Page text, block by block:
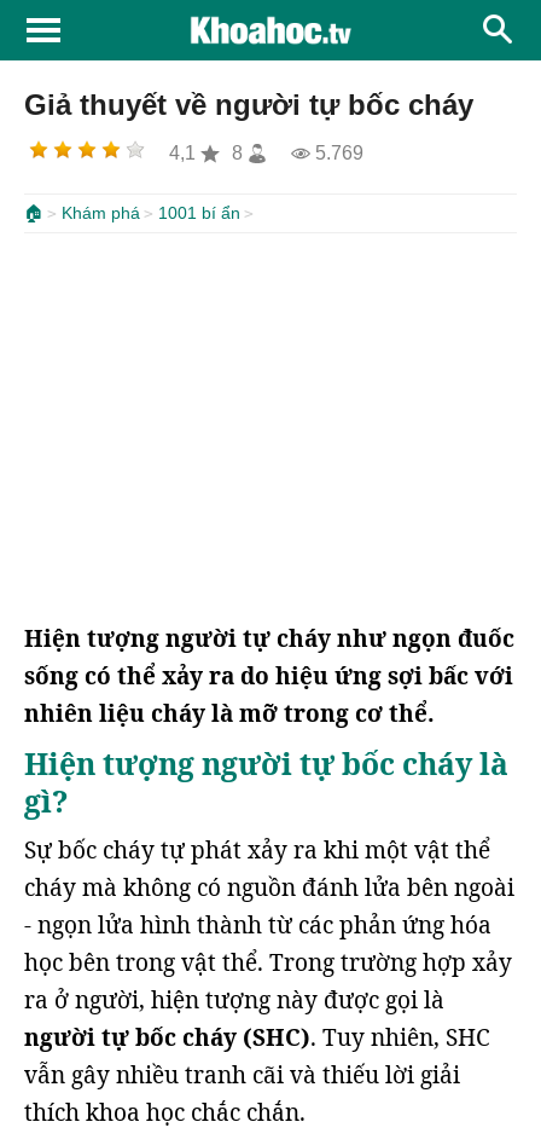
Giả thuyết về người tự bốc cháy
4,1 8 5.769
🏠 Khám phá 1001 bí ẩn
Hiện tượng người tự cháy như ngọn đuốc
sống có thể xảy ra do hiệu ứng sợi bấc với
nhiên liệu cháy là mỡ trong cơ thể.
Hiện tượng người tự bốc cháy là
gì?
Sự bốc cháy tự phát xảy ra khi một vật thể
cháy mà không có nguồn đánh lửa bên ngoài
- ngọn lửa hình thành từ các phản ứng hóa
học bên trong vật thể. Trong trường hợp xảy
ra ở người, hiện tượng này được gọi là
người tự bốc cháy (SHC). Tuy nhiên, SHC
vẫn gây nhiều tranh cãi và thiếu lời giải
thích khoa học chắc chắn.